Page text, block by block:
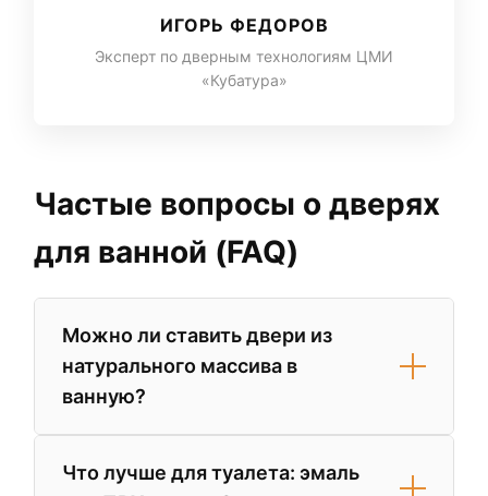
ИГОРЬ ФЕДОРОВ
Эксперт по дверным технологиям ЦМИ
«Кубатура»
Частые вопросы о дверях
для ванной (FAQ)
Можно ли ставить двери из
натурального массива в
ванную?
Да, но только если они защищены
многослойным полиуретановым лаком.
Что лучше для туалета: эмаль